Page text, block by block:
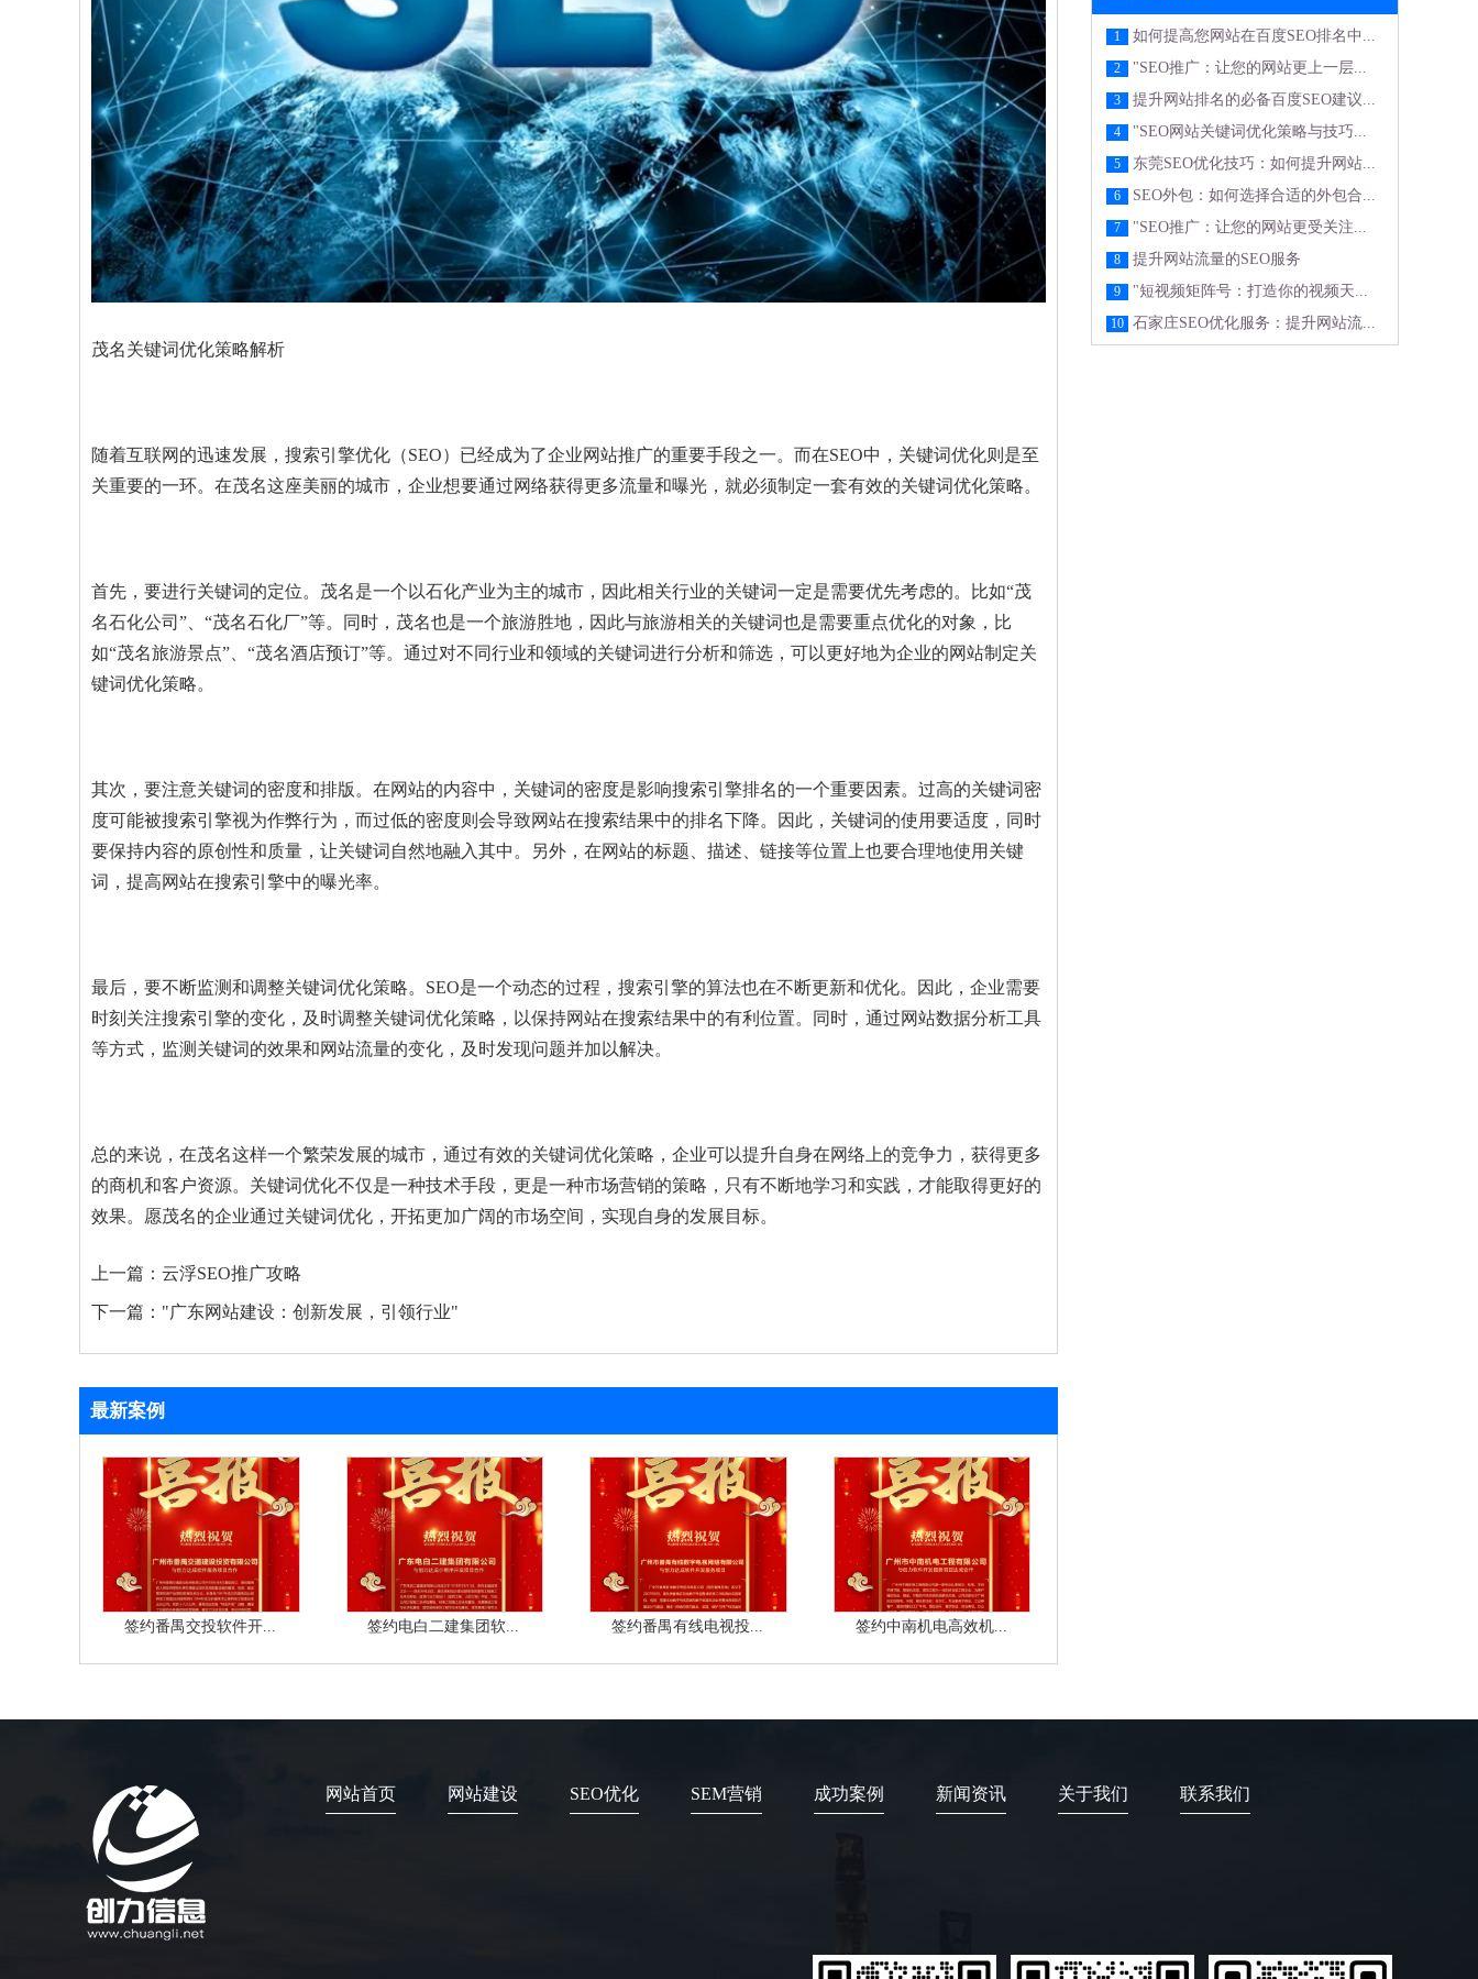
茂名关键词优化策略解析
随着互联网的迅速发展，搜索引擎优化（SEO）已经成为了企业网站推广的重要手段之一。而在SEO中，关键词优化则是至
关重要的一环。在茂名这座美丽的城市，企业想要通过网络获得更多流量和曝光，就必须制定一套有效的关键词优化策略。
首先，要进行关键词的定位。茂名是一个以石化产业为主的城市，因此相关行业的关键词一定是需要优先考虑的。比如“茂
名石化公司”、“茂名石化厂”等。同时，茂名也是一个旅游胜地，因此与旅游相关的关键词也是需要重点优化的对象，比
如“茂名旅游景点”、“茂名酒店预订”等。通过对不同行业和领域的关键词进行分析和筛选，可以更好地为企业的网站制定关
键词优化策略。
其次，要注意关键词的密度和排版。在网站的内容中，关键词的密度是影响搜索引擎排名的一个重要因素。过高的关键词密
度可能被搜索引擎视为作弊行为，而过低的密度则会导致网站在搜索结果中的排名下降。因此，关键词的使用要适度，同时
要保持内容的原创性和质量，让关键词自然地融入其中。另外，在网站的标题、描述、链接等位置上也要合理地使用关键
词，提高网站在搜索引擎中的曝光率。
最后，要不断监测和调整关键词优化策略。SEO是一个动态的过程，搜索引擎的算法也在不断更新和优化。因此，企业需要
时刻关注搜索引擎的变化，及时调整关键词优化策略，以保持网站在搜索结果中的有利位置。同时，通过网站数据分析工具
等方式，监测关键词的效果和网站流量的变化，及时发现问题并加以解决。
总的来说，在茂名这样一个繁荣发展的城市，通过有效的关键词优化策略，企业可以提升自身在网络上的竞争力，获得更多
的商机和客户资源。关键词优化不仅是一种技术手段，更是一种市场营销的策略，只有不断地学习和实践，才能取得更好的
效果。愿茂名的企业通过关键词优化，开拓更加广阔的市场空间，实现自身的发展目标。
上一篇： 云浮SEO推广攻略
下一篇： "广东网站建设：创新发展，引领行业"
最新案例
签约番禺交投软件开... 签约电白二建集团软... 签约番禺有线电视投... 签约中南机电高效机...
1 如何提高您网站在百度SEO排名中...
2 "SEO推广：让您的网站更上一层...
3 提升网站排名的必备百度SEO建议...
4 "SEO网站关键词优化策略与技巧...
5 东莞SEO优化技巧：如何提升网站...
6 SEO外包：如何选择合适的外包合...
7 "SEO推广：让您的网站更受关注...
8 提升网站流量的SEO服务
9 "短视频矩阵号：打造你的视频天...
10 石家庄SEO优化服务：提升网站流...
网站首页 网站建设 SEO优化 SEM营销 成功案例 新闻资讯 关于我们 联系我们